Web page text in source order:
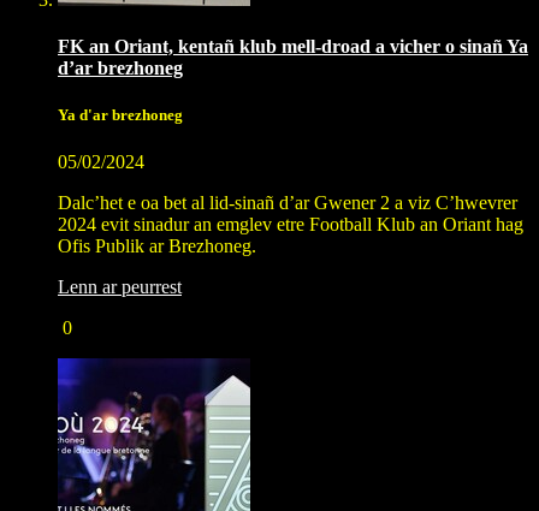
FK an Oriant, kentañ klub mell-droad a vicher o sinañ Ya
d’ar brezhoneg
Ya d'ar brezhoneg
05/02/2024
Dalc’het e oa bet al lid-sinañ d’ar Gwener 2 a viz C’hwevrer
2024 evit sinadur an emglev etre Football Klub an Oriant hag
Ofis Publik ar Brezhoneg.
Lenn ar peurrest
0